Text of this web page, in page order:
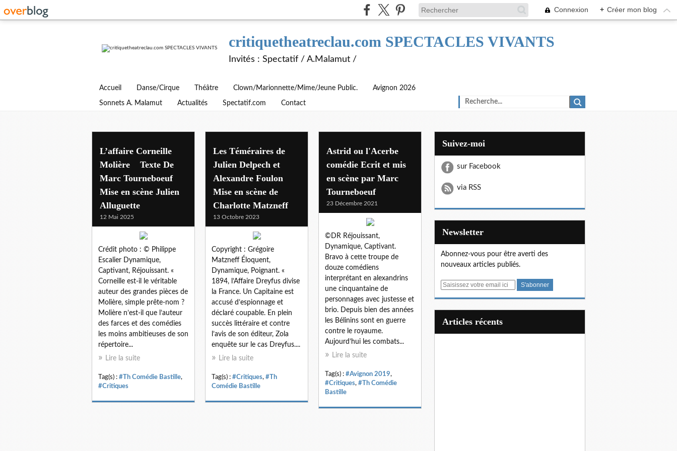
Connexion + Créer mon blog
critiquetheatreclau.com SPECTACLES VIVANTS
Invités : Spectatif / A.Malamut /
Accueil Danse/Cirque Théâtre Clown/Marionnette/Mime/Jeune Public. Avignon 2026
Sonnets A. Malamut Actualités Spectatif.com Contact
th comedie bastille
L’affaire Corneille
Molière Texte De
Marc Tourneboeuf
Mise en scène Julien
Alluguette
12 Mai 2025
Crédit photo : © Philippe
Escalier Dynamique,
Captivant, Réjouissant. «
Corneille est-il le véritable
auteur des grandes pièces de
Molière, simple prête-nom ?
Molière n’est-il que l’auteur
des farces et des comédies
les moins ambitieuses de son
répertoire...
Lire la suite
Tag(s) : #Th Comédie Bastille,
#Critiques
Les Téméraires de
Julien Delpech et
Alexandre Foulon
Mise en scène de
Charlotte Matzneff
13 Octobre 2023
Copyright : Grégoire
Matzneff Éloquent,
Dynamique, Poignant. «
1894, l’Affaire Dreyfus divise
la France. Un Capitaine est
accusé d’espionnage et
déclaré coupable. En plein
succès littéraire et contre
l’avis de son éditeur, Zola
enquête sur le cas Dreyfus....
Lire la suite
Tag(s) : #Critiques, #Th
Comédie Bastille
Astrid ou l'Acerbe
comédie Ecrit et mis
en scène par Marc
Tourneboeuf
23 Décembre 2021
©DR Réjouissant,
Dynamique, Captivant.
Bravo à cette troupe de
douze comédiens
interprétant en alexandrins
une cinquantaine de
personnages avec justesse et
brio. Depuis bien des années
les Bélinins sont en guerre
contre le royaume.
Aujourd’hui les combats...
Lire la suite
Tag(s) : #Avignon 2019,
#Critiques, #Th Comédie
Bastille
Suivez-moi
sur Facebook
via RSS
Newsletter
Abonnez-vous pour être averti des
nouveaux articles publiés.
E
articles récents